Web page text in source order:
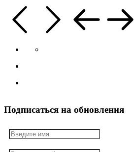
Подписаться на обновления